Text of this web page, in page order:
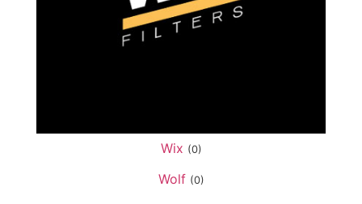
Wix (0)
Wolf (0)